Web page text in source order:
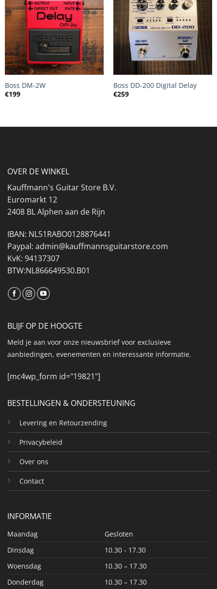
Boss DM-2W
€199
Boss DD-200 Digital Delay
€259
OVER DE WINKEL
Kauffmann's Guitar Store B.V.
Euromarkt 12
2408 BL Alphen aan de Rijn
IBAN: NL51RABO0128876441
Paypal: admin@kauffmannsguitarstore.com
KvK: 94137307
BTW:NL866649530.B01
BESTELLINGEN & ONDERSTEUNING
Levering en Retourzending
Privacybeleid
Over ons
Contact
INFORMATIE
Maandag
Gesloten
Dinsdag
10.30 - 17.30
Woensdag
10.30 – 17.30
Donderdag
10.30 – 17.30
BLIJF OP DE HOOGTE
Meld je aan voor onze nieuwsbrief voor exclusieve
aanbiedingen, evenementen en interessante informatie.
[mc4wp_form id="19821"]